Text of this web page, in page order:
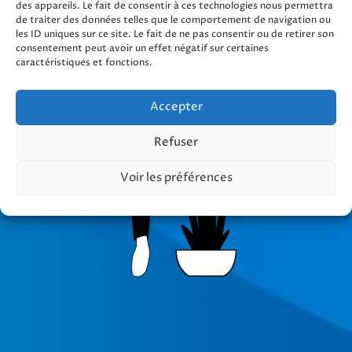
des appareils. Le fait de consentir à ces technologies nous permettra
de traiter des données telles que le comportement de navigation ou
les ID uniques sur ce site. Le fait de ne pas consentir ou de retirer son
consentement peut avoir un effet négatif sur certaines
caractéristiques et fonctions.
Accepter
Refuser
Voir les préférences